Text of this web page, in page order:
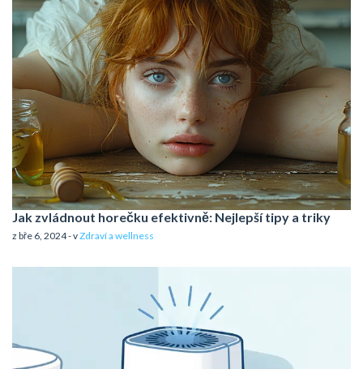
Jak zvládnout horečku efektivně: Nejlepší tipy a triky
z bře 6, 2024 - vZdraví a wellness